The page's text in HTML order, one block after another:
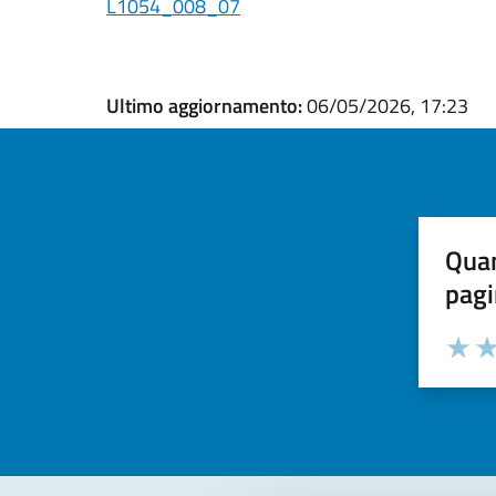
L1054_008_07
Ultimo aggiornamento:06/05/2026, 17:23
Valuta